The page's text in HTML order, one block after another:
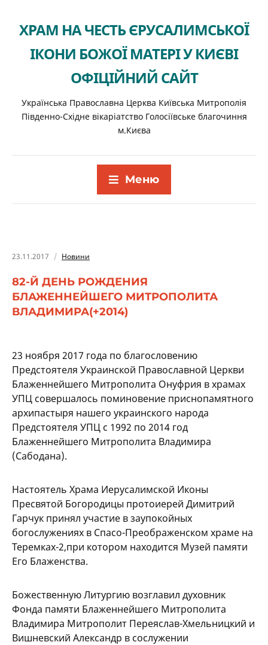
ХРАМ НА ЧЕСТЬ ЄРУСАЛИМСЬКОЇ
ІКОНИ БОЖОЇ МАТЕРІ У КИЄВІ
ОФІЦІЙНИЙ САЙТ
Українська Православна Церква Київська Митрополія
Південно-Східне вікаріатство Голосіївське благочиння
м.Києва
Меню
23.11.2017 Новини
82-Й ДЕНЬ РОЖДЕНИЯ
БЛАЖЕННЕЙШЕГО МИТРОПОЛИТА
ВЛАДИМИРА(+2014)
23 ноября 2017 года по благословению
Предстоятеля Украинской Православной Церкви
Блаженнейшего Митрополита Онуфрия в храмах
УПЦ совершалось поминовение приснопамятного
архипастыря нашего украинского народа
Предстоятеля УПЦ с 1992 по 2014 год
Блаженнейшего Митрополита Владимира
(Сабодана).
Настоятель Храма Иерусалимской Иконы
Пресвятой Богородицы протоиерей Димитрий
Гарчук принял участие в заупокойных
богослужениях в Спасо-Преображенском храме на
Теремках-2,при котором находится Музей памяти
Его Блаженства.
Божественную Литургию возглавил духовник
Фонда памяти Блаженнейшего Митрополита
Владимира Митрополит Переяслав-Хмельницкий и
Вишневский Александр в сослужении